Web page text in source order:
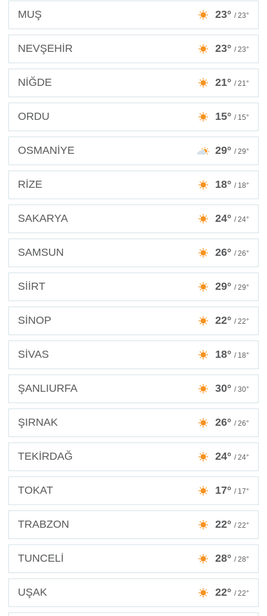
MUŞ 23° / 23°
NEVŞEHİR 23° / 23°
NİĞDE 21° / 21°
ORDU 15° / 15°
OSMANİYE 29° / 29°
RİZE 18° / 18°
SAKARYA 24° / 24°
SAMSUN 26° / 26°
SİİRT 29° / 29°
SİNOP 22° / 22°
SİVAS 18° / 18°
ŞANLIURFA 30° / 30°
ŞIRNAK 26° / 26°
TEKİRDAĞ 24° / 24°
TOKAT 17° / 17°
TRABZON 22° / 22°
TUNCELİ 28° / 28°
UŞAK 22° / 22°